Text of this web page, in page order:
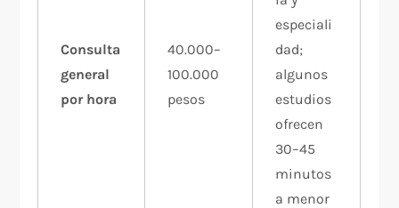
Consulta
general
por hora
40.000–
100.000
pesos
especiali
dad;
algunos
estudios
ofrecen
30–45
minutos
a menor